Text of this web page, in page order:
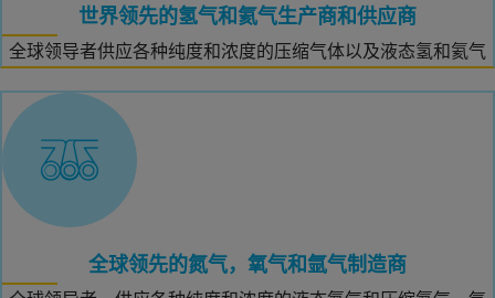
世界领先的氢气和氦气生产商和供应商
全球领导者供应各种纯度和浓度的压缩气体以及液态氢和氦气
全球领先的氮气，氧气和氩气制造商